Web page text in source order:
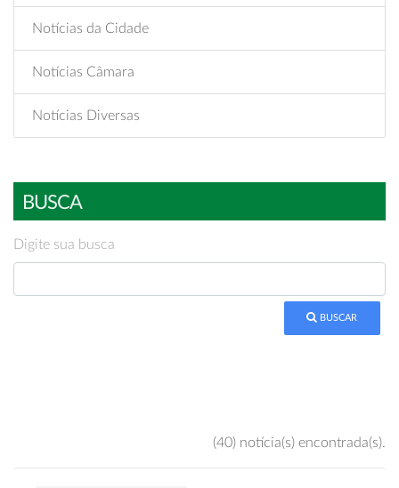
Notícias da Cidade
Notícias Câmara
Notícias Diversas
BUSCA
Digite sua busca
BUSCAR
(40) notícia(s) encontrada(s).